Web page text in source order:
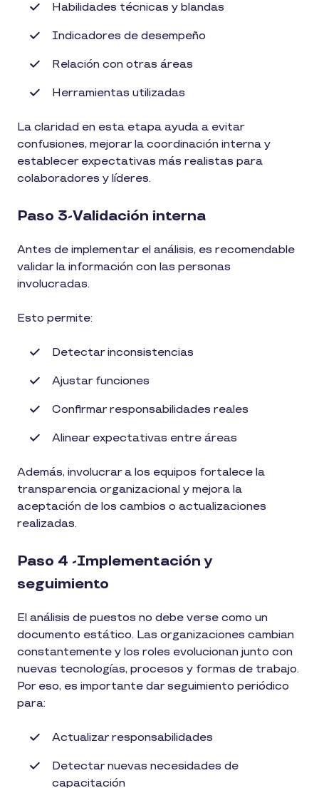
Habilidades técnicas y blandas
Indicadores de desempeño
Relación con otras áreas
Herramientas utilizadas
La claridad en esta etapa ayuda a evitar
confusiones, mejorar la coordinación interna y
establecer expectativas más realistas para
colaboradores y líderes.
Paso 3-Validación interna
Antes de implementar el análisis, es recomendable
validar la información con las personas
involucradas.
Esto permite:
Detectar inconsistencias
Ajustar funciones
Confirmar responsabilidades reales
Alinear expectativas entre áreas
Además, involucrar a los equipos fortalece la
transparencia organizacional y mejora la
aceptación de los cambios o actualizaciones
realizadas.
Paso 4 -Implementación y
seguimiento
El análisis de puestos no debe verse como un
documento estático. Las organizaciones cambian
constantemente y los roles evolucionan junto con
nuevas tecnologías, procesos y formas de trabajo.
Por eso, es importante dar seguimiento periódico
para:
Actualizar responsabilidades
Detectar nuevas necesidades de
capacitación